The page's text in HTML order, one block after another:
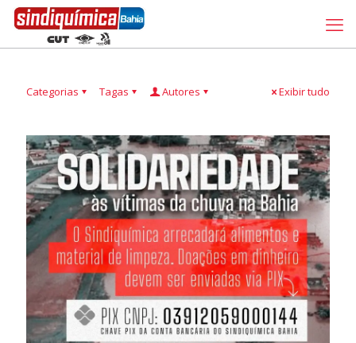
Categorias Tagas Autores Exibir tudo